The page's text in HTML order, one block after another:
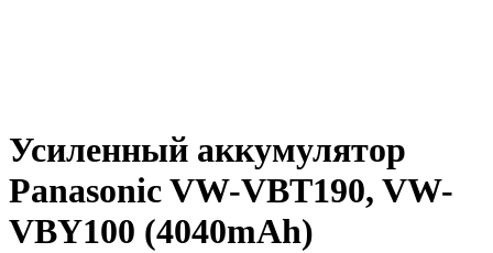
Усиленный аккумулятор
Panasonic VW-VBT190, VW-
VBY100 (4040mAh)